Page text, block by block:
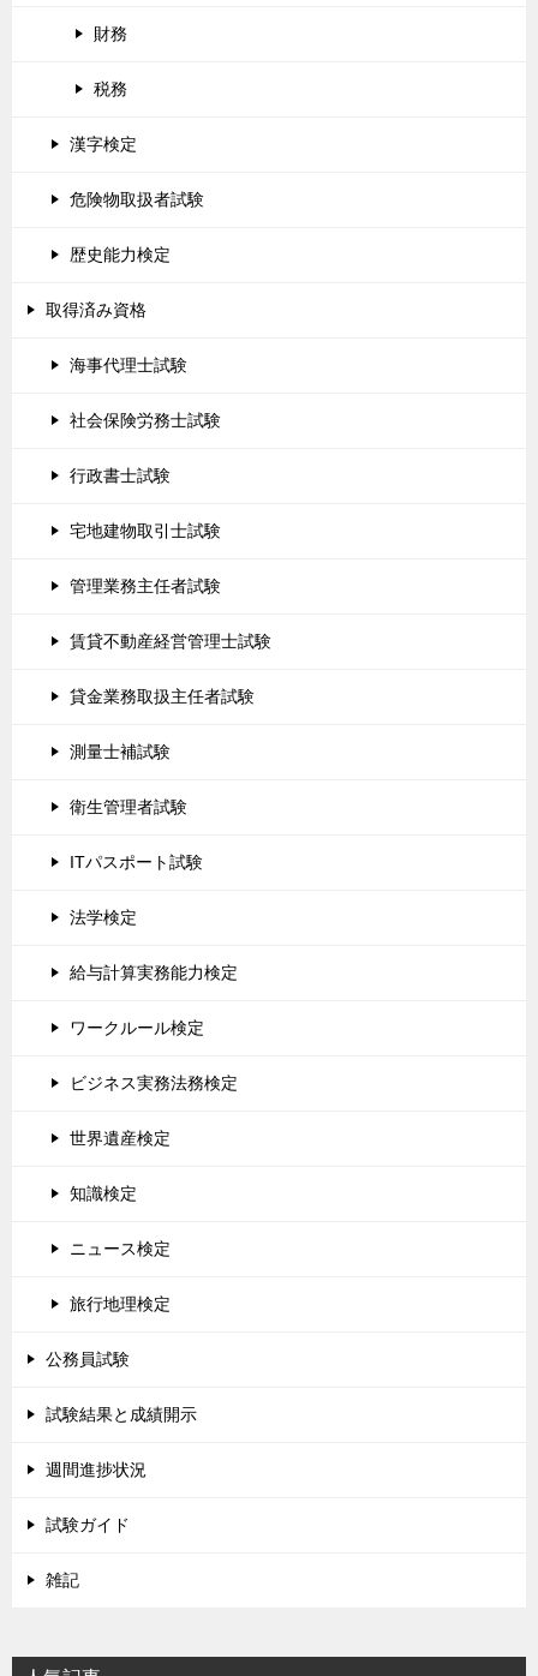
財務
税務
漢字検定
危険物取扱者試験
歴史能力検定
取得済み資格
海事代理士試験
社会保険労務士試験
行政書士試験
宅地建物取引士試験
管理業務主任者試験
賃貸不動産経営管理士試験
貸金業務取扱主任者試験
測量士補試験
衛生管理者試験
ITパスポート試験
法学検定
給与計算実務能力検定
ワークルール検定
ビジネス実務法務検定
世界遺産検定
知識検定
ニュース検定
旅行地理検定
公務員試験
試験結果と成績開示
週間進捗状況
試験ガイド
雑記